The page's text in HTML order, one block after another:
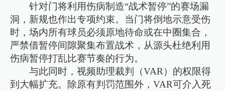
针对门将利用伤病制造“战术暂停”的赛场漏
洞，新规也作出专项约束。当门将倒地示意受伤
时，场内所有球员必须原地待命或在中圈集合，
严禁借暂停间隙聚集布置战术，从源头杜绝利用
伤病暂停打乱比赛节奏的行为。
与此同时，视频助理裁判（VAR）的权限得
到大幅扩充。除原有判罚范围外，VAR可介入死